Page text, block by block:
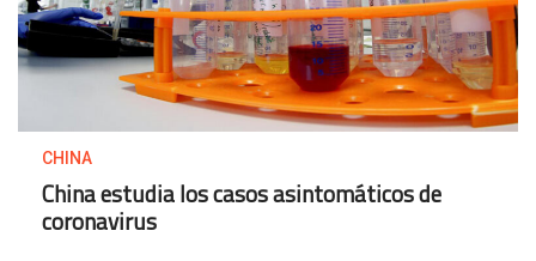
CHINA
China estudia los casos asintomáticos de
coronavirus